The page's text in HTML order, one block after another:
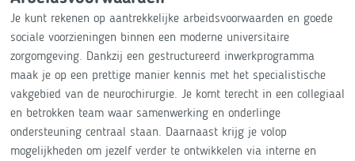
Je kunt rekenen op aantrekkelijke arbeidsvoorwaarden en goede
sociale voorzieningen binnen een moderne universitaire
zorgomgeving. Dankzij een gestructureerd inwerkprogramma
maak je op een prettige manier kennis met het specialistische
vakgebied van de neurochirurgie. Je komt terecht in een collegiaal
en betrokken team waar samenwerking en onderlinge
ondersteuning centraal staan. Daarnaast krijg je volop
mogelijkheden om jezelf verder te ontwikkelen via interne en